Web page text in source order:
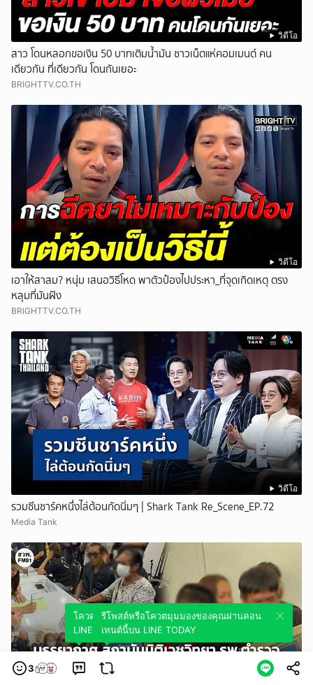
วิดีโอ
สาว โดนหลอกขอเงิน 50 บาทเติมน้ำมัน ชาวเน็ตแห่คอมเมนต์ คน
เดียวกัน ที่เดียวกัน โดนกันเยอะ
BRIGHTTV.CO.TH
วิดีโอ
เอาให้สาสม? หนุ่ม เสนอวิธีโหด พาตัวป๋องไปประหา_ที่จุดเกิดเหตุ ตรง
หลุมที่มันฝัง
BRIGHTTV.CO.TH
วิดีโอ
รวมซีนชาร์คหนึ่งไล่ต้อนกัดนิ่มๆ | Shark Tank Re_Scene_EP.72
Media Tank
3
โควตมุมมองของคุณผ่านคอนเทนต์นี้บน
LINE TODAY
รีโพสต์หรือโควตมุมมองของคุณผ่านคอน
เทนต์นี้บน LINE TODAY